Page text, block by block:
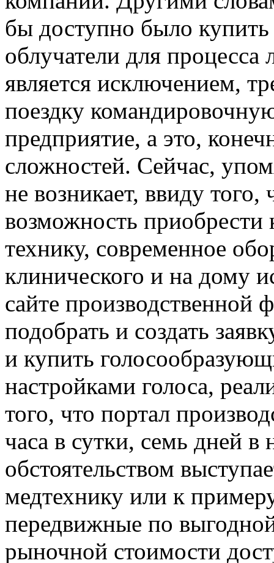
бы доступно было
облучатели для процесса
является исключением,
поездку
предприятие, а это,
сложностей. Сейчас,
не возникает, ввиду того,
возможность
технику, современное
клинического и на дому
сайте
подобрать и создать
и купить
настройками голоса,
того, что портал
часа в сутки, семь дней
обстоятельством
медтехнику или к
передвижные по
рыночной стоимости